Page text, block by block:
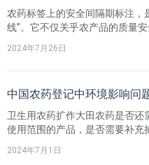
农药标签上的安全间隔期标注，
线”。它不仅关乎农产品的质量
的保护息息相关。
2024年7月26日
中国农药登记中环境影响问
卫生用农药扩作大田农药是否还
使用范围的产品，是否需要补充
用范围登记情况可以认定为“没
2024年7月1日